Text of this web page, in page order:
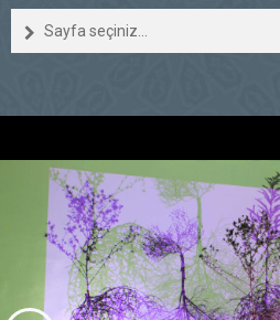
Sayfa seçiniz...